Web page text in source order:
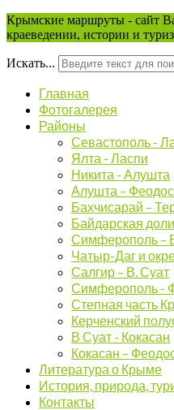
Крымские маршруты - сайт
краеведении, истории и
Искать...
Главная
Фотогалерея
Районы
Севастополь -
Ялта - Ласпи
Никита - Алушта
Алушта –
Бахчисарай –
Байдарская
Симферополь –
Чатыр-Даг и
Салгир – В. Суат
Симферополь -
Степная часть
Керченский
В Суат - Кокасан
Кокасан –
Литература о Крыме
История, природа,
Контакты